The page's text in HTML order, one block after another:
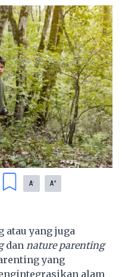
A- A+
atau yang juga
dan nature parenting
yang
alam